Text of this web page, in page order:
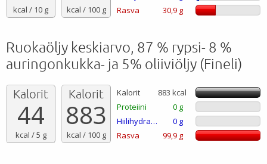
kcal / 10 g kcal / 100 g
Rasva
30,9 g
Ruokaöljy keskiarvo, 87 % rypsi- 8 %
auringonkukka- ja 5% oliiviöljy (Fineli)
Kalorit
44
kcal / 5 g
Kalorit
883
kcal / 100 g
Kalorit
883 kcal
Proteiini
0 g
Hiilihydraatti
0 g
Rasva
99,9 g